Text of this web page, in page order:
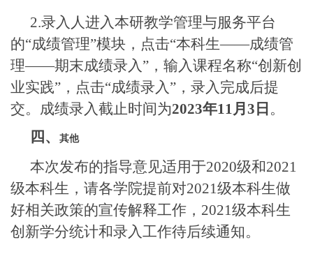
2.录入人进入本研教学管理与服务平台
的“成绩管理”模块，点击“本科生——成绩管
理——期末成绩录入”，输入课程名称“创新创
业实践”，点击“成绩录入”，录入完成后提
交。成绩录入截止时间为2023年11月 3 日 。
四、
其他
本次发布的指导意见适用于2020级和2021
级本科生，请各学院提前对2021级本科生做
好相关政策的宣传解释工作， 2021级本科生
创新学分统计和录入工作待后续通知。